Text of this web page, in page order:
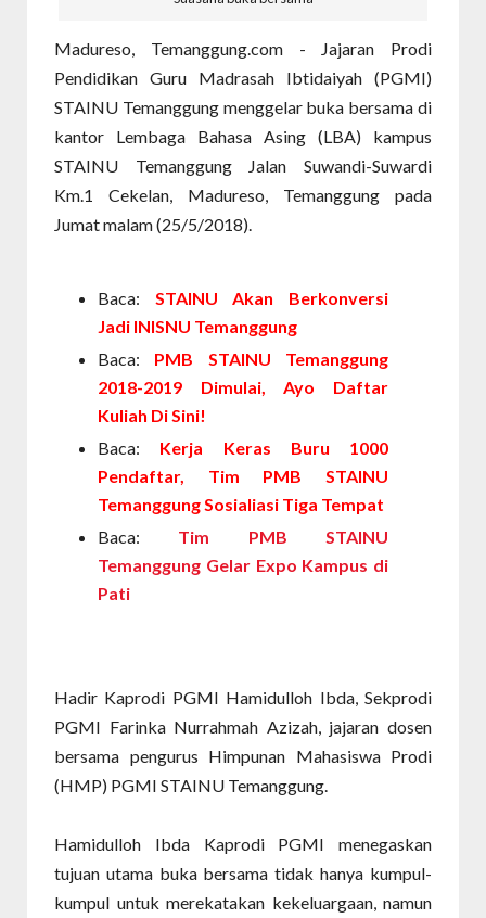
Madureso, Temanggung.com - Jajaran Prodi
Pendidikan Guru Madrasah Ibtidaiyah (PGMI)
STAINU Temanggung menggelar buka bersama di
kantor Lembaga Bahasa Asing (LBA) kampus
STAINU Temanggung Jalan Suwandi-Suwardi
Km.1 Cekelan, Madureso, Temanggung pada
Jumat malam (25/5/2018).
Baca: STAINU Akan Berkonversi
Jadi INISNU Temanggung
Baca: PMB STAINU Temanggung
2018-2019 Dimulai, Ayo Daftar
Kuliah Di Sini!
Baca: Kerja Keras Buru 1000
Pendaftar, Tim PMB STAINU
Temanggung Sosialiasi Tiga Tempat
Baca: Tim PMB STAINU
Temanggung Gelar Expo Kampus di
Pati
Hadir Kaprodi PGMI Hamidulloh Ibda, Sekprodi
PGMI Farinka Nurrahmah Azizah, jajaran dosen
bersama pengurus Himpunan Mahasiswa Prodi
(HMP) PGMI STAINU Temanggung.
Hamidulloh Ibda Kaprodi PGMI menegaskan
tujuan utama buka bersama tidak hanya kumpul-
kumpul untuk merekatakan kekeluargaan, namun